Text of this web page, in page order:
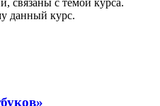
связаны с темой курса.
данный курс.